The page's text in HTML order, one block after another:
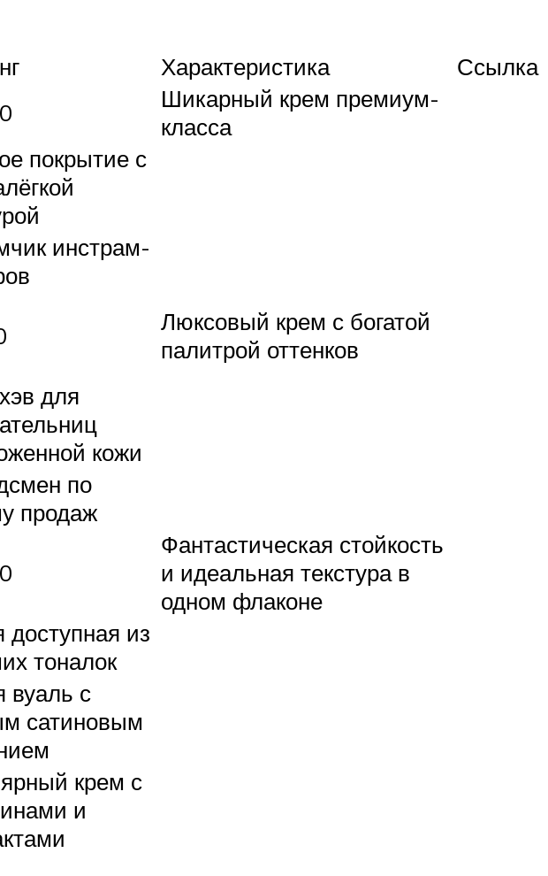
Характеристика
Ссылка
Шикарный крем премиум-
класса
покрытие с
инстрам-
Люксовый крем с богатой
палитрой оттенков
для
кожи
по
продаж
Фантастическая стойкость
и идеальная текстура в
одном флаконе
из
тоналок
вуаль с
сатиновым
крем с
и